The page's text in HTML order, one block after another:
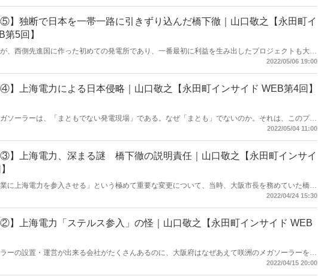
⑤】独断で日本を一帯一路に引きずり込んだ橋下徹｜山口敬之【永田町イ
第5回】
が、西側先進国に作った初めての発電所であり、一番最初に利益を生み出したプロジェクトも大阪
船ではなく、紅船であることを示しています」と上海電力日本株式会社の刁旭（ちょう・きょく）
2022/05/06 19:00
④】上海電力による日本侵略｜山口敬之【永田町インサイド WEB第4回】
ソーラーは、「まともでない発電現場」である。なぜ「まとも」でないのか。それは、このプロ
阪市民の生命と生活を守る気がないどころか、中国による日本侵略の第一歩だからだ。兵庫県三田
2022/05/04 11:00
③】上海電力、深まる謎 橋下徹の説明責任｜山口敬之【永田町インサイ
業に上海電力を参入させる」という極めて重要な変更について、当時、大阪市長を務めていた橋下
の説明をしなかった。彼は一体いつの段階で上海電力の参入計画を知ったのか。あるいは、自らが
2022/04/24 15:30
②】上海電力「ステルス参入」の怪｜山口敬之【永田町インサイド WEB
ーの設置・運営が出来る会社がたくさんあるのに、大阪府はなぜあえて咲洲のメガソーラーを中
業に運営させているのだろうか。ウクライナへの「降伏論」の背景に、中国ビジネスがあるとすれ
2022/04/15 20:00